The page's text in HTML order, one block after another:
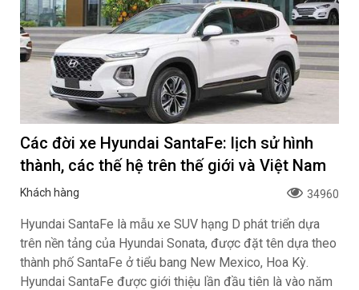
Các đời xe Hyundai SantaFe: lịch sử hình
thành, các thế hệ trên thế giới và Việt Nam
Khách hàng 34960
Hyundai SantaFe là mẫu xe SUV hạng D phát triển dựa
trên nền tảng của Hyundai Sonata, được đặt tên dựa theo
thành phố SantaFe ở tiểu bang New Mexico, Hoa Kỳ.
Hyundai SantaFe được giới thiệu lần đầu tiên là vào năm